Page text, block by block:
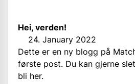
Hei, verden!
24. January 2022
Dette er en ny blogg på
første post. Du kan gjerne
bli her.